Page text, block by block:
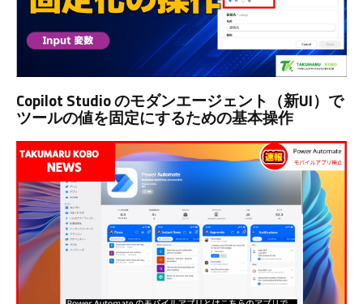
Copilot Studio のモダンエージェント（新UI）で
ツールの値を固定にするための基本操作